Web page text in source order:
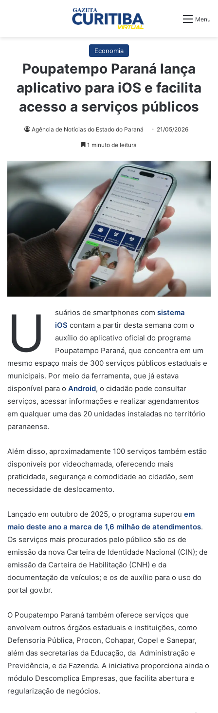
Menu
Economia
Poupatempo Paraná lança
aplicativo para iOS e facilita
acesso a serviços públicos
Agência de Notícias do Estado do Paraná 21/05/2026
1 minuto de leitura
U suários de smartphones com sistema
iOS contam a partir desta semana com o
auxílio do aplicativo oficial do programa
Poupatempo Paraná, que concentra em um
mesmo espaço mais de 300 serviços públicos estaduais e
municipais. Por meio da ferramenta, que já estava
disponível para o Android, o cidadão pode consultar
serviços, acessar informações e realizar agendamentos
em qualquer uma das 20 unidades instaladas no território
paranaense.
Além disso, aproximadamente 100 serviços também estão
disponíveis por videochamada, oferecendo mais
praticidade, segurança e comodidade ao cidadão, sem
necessidade de deslocamento.
Lançado em outubro de 2025, o programa superou em
maio deste ano a marca de 1,6 milhão de atendimentos.
Os serviços mais procurados pelo público são os de
emissão da nova Carteira de Identidade Nacional (CIN); de
emissão da Carteira de Habilitação (CNH) e da
documentação de veículos; e os de auxílio para o uso do
portal gov.br.
O Poupatempo Paraná também oferece serviços que
envolvem outros órgãos estaduais e instituições, como
Defensoria Pública, Procon, Cohapar, Copel e Sanepar,
além das secretarias da Educação, da Administração e
Previdência, e da Fazenda. A iniciativa proporciona ainda o
módulo Descomplica Empresas, que facilita abertura e
regularização de negócios.